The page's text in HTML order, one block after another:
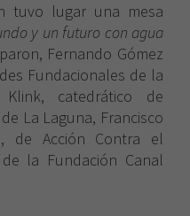
tuvo lugar una mesa
y un futuro con agua
Fernando Gómez
Fundacionales de la
catedrático de
La Laguna, Francisco
de Acción Contra el
la Fundación Canal